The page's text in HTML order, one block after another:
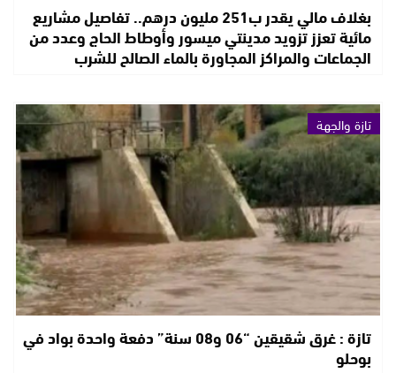
بغلاف مالي يقدر ب251 مليون درهم.. تفاصيل مشاريع
مائية تعزز تزويد مدينتي ميسور وأوطاط الحاج وعدد من
الجماعات والمراكز المجاورة بالماء الصالح للشرب
تازة والجهة
تازة : غرق شقيقين “06 و08 سنة” دفعة واحدة بواد في
بوحلو